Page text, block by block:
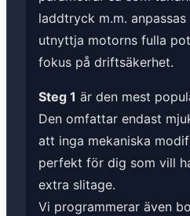
laddtryck m.m.
utnyttja motorns fulla
fokus på driftsäkerhet.
Steg 1 är den mest
Den omfattar endast
att inga mekaniska
perfekt för dig som vill
extra slitage.
Vi programmerar även